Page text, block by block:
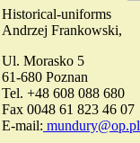
Historical-uniforms
Andrzej Frankowski,
Ul. Morasko 5
61-680 Poznan
Tel. +48 608 088 680
Fax 0048 61 823 46 07
E-mail: mundury@op.pl